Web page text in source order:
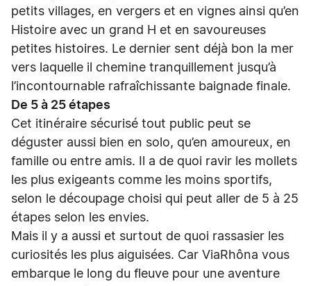
petits villages, en vergers et en vignes ainsi qu’en
Histoire avec un grand H et en savoureuses
petites histoires. Le dernier sent déjà bon la mer
vers laquelle il chemine tranquillement jusqu’à
l’incontournable rafraîchissante baignade finale.
De 5 à 25 étapes
Cet itinéraire sécurisé tout public peut se
déguster aussi bien en solo, qu’en amoureux, en
famille ou entre amis. Il a de quoi ravir les mollets
les plus exigeants comme les moins sportifs,
selon le découpage choisi qui peut aller de 5 à 25
étapes selon les envies.
Mais il y a aussi et surtout de quoi rassasier les
curiosités les plus aiguisées. Car ViaRhôna vous
embarque le long du fleuve pour une aventure